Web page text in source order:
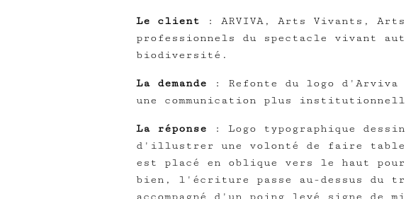
Le client : ARVIVA, Arts Vivants,
professionnels du spectacle vivant
biodiversité.
La demande : Refonte du logo d'Arviva
une communication plus
La réponse : Logo typographique
d'illustrer une volonté de faire table
est placé en oblique vers le haut
bien, l'écriture passe au-dessus du
accompagné d'un poing levé signe